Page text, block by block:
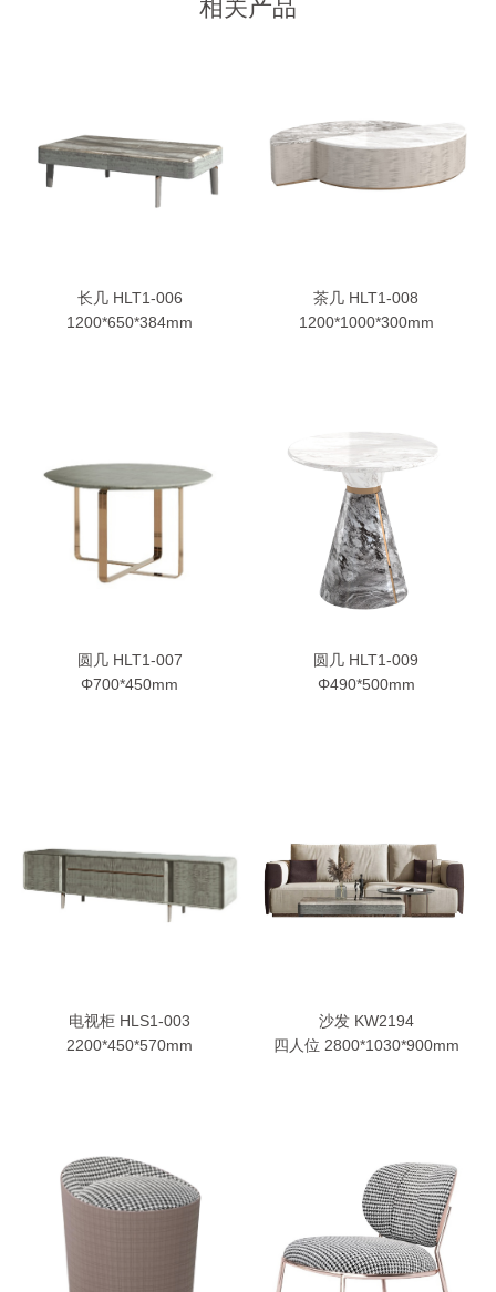
相关产品
长几 HLT1-006
1200*650*384mm
茶几 HLT1-008
1200*1000*300mm
圆几 HLT1-007
Φ700*450mm
圆几 HLT1-009
Φ490*500mm
电视柜 HLS1-003
2200*450*570mm
沙发 KW2194
四人位 2800*1030*900mm